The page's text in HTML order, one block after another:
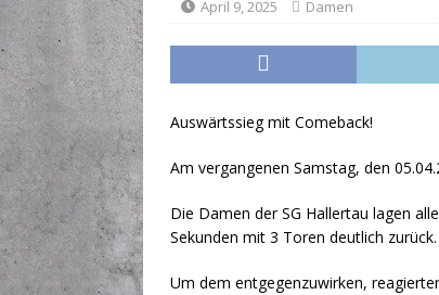
April 9, 2025 Damen
Auswärtssieg mit Comeback!
Am vergangenen Samstag, den
Die Damen der SG Hallertau lagen
Sekunden mit 3 Toren deutlich
Um dem entgegenzuwirken,